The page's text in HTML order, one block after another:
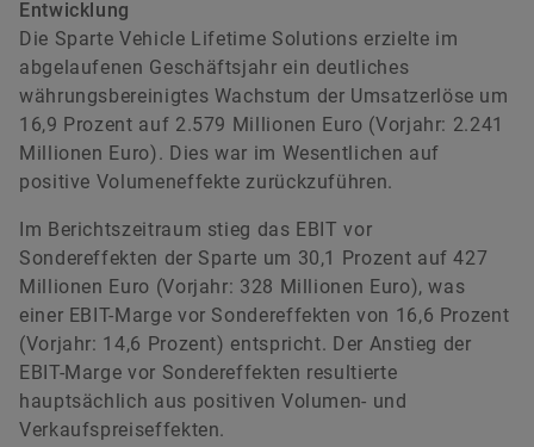
Entwicklung
Die Sparte Vehicle Lifetime Solutions erzielte im
abgelaufenen Geschäftsjahr ein deutliches
währungsbereinigtes Wachstum der Umsatzerlöse um
16,9 Prozent auf 2.579 Millionen Euro (Vorjahr: 2.241
Millionen Euro). Dies war im Wesentlichen auf
positive Volumeneffekte zurückzuführen.
Im Berichtszeitraum stieg das EBIT vor
Sondereffekten der Sparte um 30,1 Prozent auf 427
Millionen Euro (Vorjahr: 328 Millionen Euro), was
einer EBIT-Marge vor Sondereffekten von 16,6 Prozent
(Vorjahr: 14,6 Prozent) entspricht. Der Anstieg der
EBIT-Marge vor Sondereffekten resultierte
hauptsächlich aus positiven Volumen- und
Verkaufspreiseffekten.